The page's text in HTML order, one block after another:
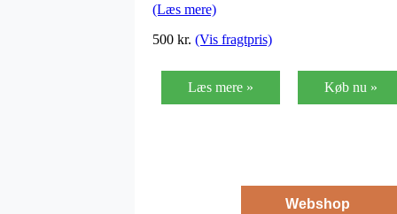
(Læs mere)
500 kr. (Vis fragtpris)
Læs mere » Køb nu »
Webshop